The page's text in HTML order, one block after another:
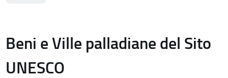
Beni e Ville palladiane del Sito
UNESCO